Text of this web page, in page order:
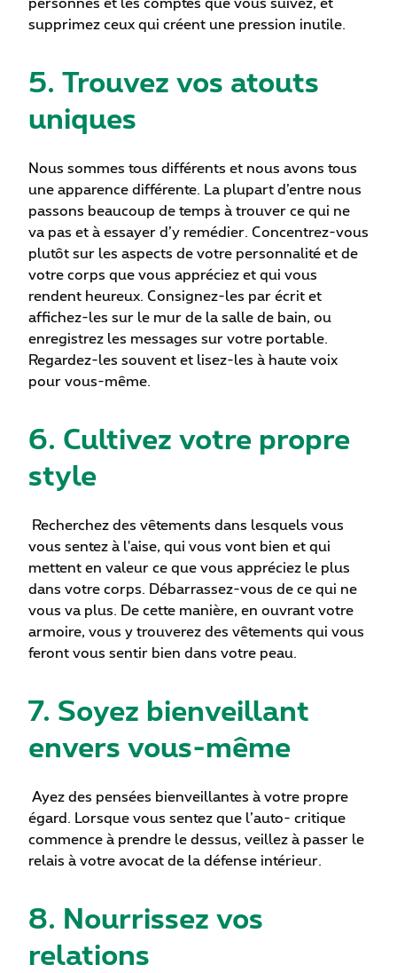
personnes et les comptes que vous suivez, et
supprimez ceux qui créent une pression inutile.
5. Trouvez vos atouts
uniques
Nous sommes tous différents et nous avons tous
une apparence différente. La plupart d’entre nous
passons beaucoup de temps à trouver ce qui ne
va pas et à essayer d’y remédier. Concentrez-vous
plutôt sur les aspects de votre personnalité et de
votre corps que vous appréciez et qui vous
rendent heureux. Consignez-les par écrit et
affichez-les sur le mur de la salle de bain, ou
enregistrez les messages sur votre portable.
Regardez-les souvent et lisez-les à haute voix
pour vous-même.
6. Cultivez votre propre
style
Recherchez des vêtements dans lesquels vous
vous sentez à l'aise, qui vous vont bien et qui
mettent en valeur ce que vous appréciez le plus
dans votre corps. Débarrassez-vous de ce qui ne
vous va plus. De cette manière, en ouvrant votre
armoire, vous y trouverez des vêtements qui vous
feront vous sentir bien dans votre peau.
7. Soyez bienveillant
envers vous-même
Ayez des pensées bienveillantes à votre propre
égard. Lorsque vous sentez que l’auto- critique
commence à prendre le dessus, veillez à passer le
relais à votre avocat de la défense intérieur.
8. Nourrissez vos
relations